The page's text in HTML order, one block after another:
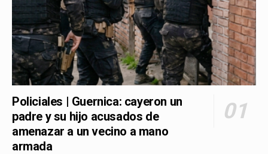
Policiales | Guernica: cayeron un
padre y su hijo acusados de
amenazar a un vecino a mano
armada